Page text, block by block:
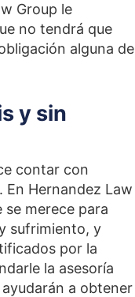
Group le
no tendrá que
alguna de
y sin
contar con
En Hernandez Law
merece para
sufrimiento, y
por la
la asesoría
a obtener